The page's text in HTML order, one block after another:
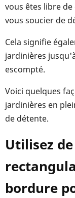
vous êtes libre
vous soucier de
Cela signifie
jardinières
escompté.
Voici quelques
jardinières en
de détente.
Utilisez
bordure